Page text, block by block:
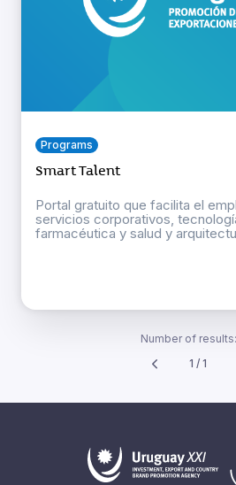
Programs
Smart Talent
Portal gratuito que facilita el
servicios corporativos,
farmacéutica y salud y
Number of results:
1 / 1